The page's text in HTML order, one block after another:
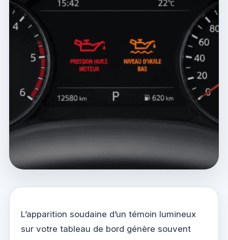
L’apparition soudaine d’un témoin lumineux
sur votre tableau de bord génère souvent